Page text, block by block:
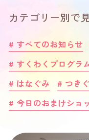
カテゴリー別で
# すべてのお知らせ
# すくわくプログラ
# はなぐみ
# つき
# 今日のおまけショ